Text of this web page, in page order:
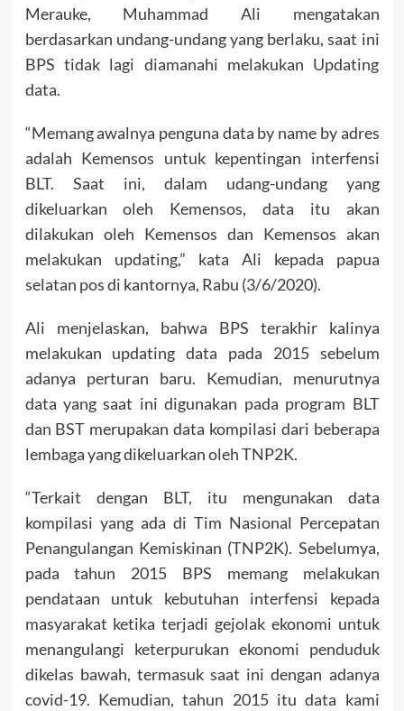
Merauke, Muhammad Ali mengatakan
berdasarkan undang-undang yang berlaku, saat ini
BPS tidak lagi diamanahi melakukan Updating
data.
“Memang awalnya penguna data by name by adres
adalah Kemensos untuk kepentingan interfensi
BLT. Saat ini, dalam udang-undang yang
dikeluarkan oleh Kemensos, data itu akan
dilakukan oleh Kemensos dan Kemensos akan
melakukan updating,” kata Ali kepada papua
selatan pos di kantornya, Rabu (3/6/2020).
Ali menjelaskan, bahwa BPS terakhir kalinya
melakukan updating data pada 2015 sebelum
adanya perturan baru. Kemudian, menurutnya
data yang saat ini digunakan pada program BLT
dan BST merupakan data kompilasi dari beberapa
lembaga yang dikeluarkan oleh TNP2K.
“Terkait dengan BLT, itu mengunakan data
kompilasi yang ada di Tim Nasional Percepatan
Penangulangan Kemiskinan (TNP2K). Sebelumya,
pada tahun 2015 BPS memang melakukan
pendataan untuk kebutuhan interfensi kepada
masyarakat ketika terjadi gejolak ekonomi untuk
menangulangi keterpurukan ekonomi penduduk
dikelas bawah, termasuk saat ini dengan adanya
covid-19. Kemudian, tahun 2015 itu data kami